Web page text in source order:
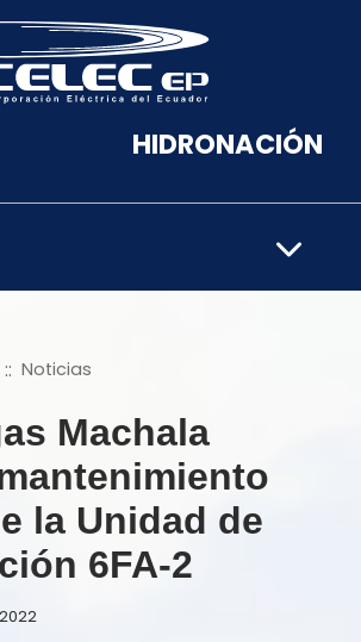
HIDRONACIÓN
:: Noticias
Machala
la Unidad de
6FA-2
2022